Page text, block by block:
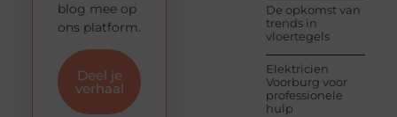
De opkomst van
trends in
vloertegels
Elektricien
Voorburg voor
professionele
hulp
blog mee op
ons platform.
Deel je
verhaal